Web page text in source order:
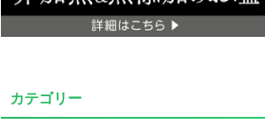
カテゴリー